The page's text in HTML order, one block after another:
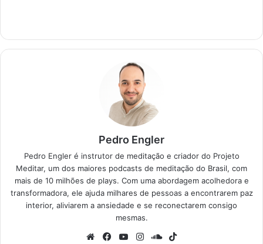
Pedro Engler
Pedro Engler é instrutor de meditação e criador do Projeto
Meditar, um dos maiores podcasts de meditação do Brasil, com
mais de 10 milhões de plays. Com uma abordagem acolhedora e
transformadora, ele ajuda milhares de pessoas a encontrarem paz
interior, aliviarem a ansiedade e se reconectarem consigo
mesmas.
WebsiteFacebook
YouTubeInstagramSoundCloud